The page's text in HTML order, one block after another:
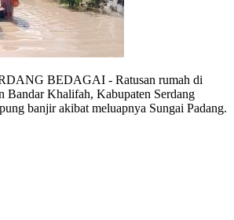
BEDAGAI - Ratusan rumah di
Bandar Khalifah, Kabupaten Serdang
banjir akibat meluapnya Sungai Padang.